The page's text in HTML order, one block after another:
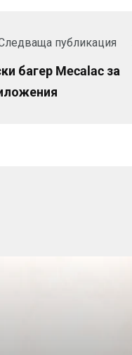
публикация
багер Mecalac за